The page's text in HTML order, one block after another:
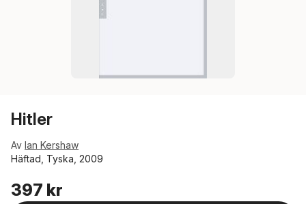
Hitler
Av Ian Kershaw
Häftad, Tyska, 2009
397 kr